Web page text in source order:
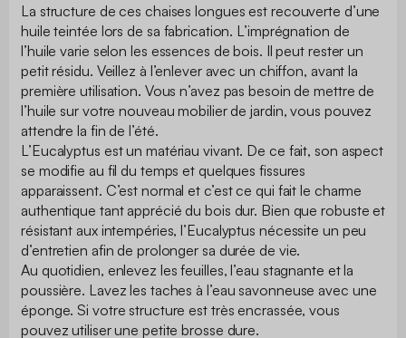
La structure de ces chaises longues est recouverte d’une
huile teintée lors de sa fabrication. L’imprégnation de
l’huile varie selon les essences de bois. Il peut rester un
petit résidu. Veillez à l’enlever avec un chiffon, avant la
première utilisation. Vous n’avez pas besoin de mettre de
l’huile sur votre nouveau mobilier de jardin, vous pouvez
attendre la fin de l’été.
L’Eucalyptus est un matériau vivant. De ce fait, son aspect
se modifie au fil du temps et quelques fissures
apparaissent. C’est normal et c’est ce qui fait le charme
authentique tant apprécié du bois dur. Bien que robuste et
résistant aux intempéries, l’Eucalyptus nécessite un peu
d’entretien afin de prolonger sa durée de vie.
Au quotidien, enlevez les feuilles, l’eau stagnante et la
poussière. Lavez les taches à l’eau savonneuse avec une
éponge. Si votre structure est très encrassée, vous
pouvez utiliser une petite brosse dure.